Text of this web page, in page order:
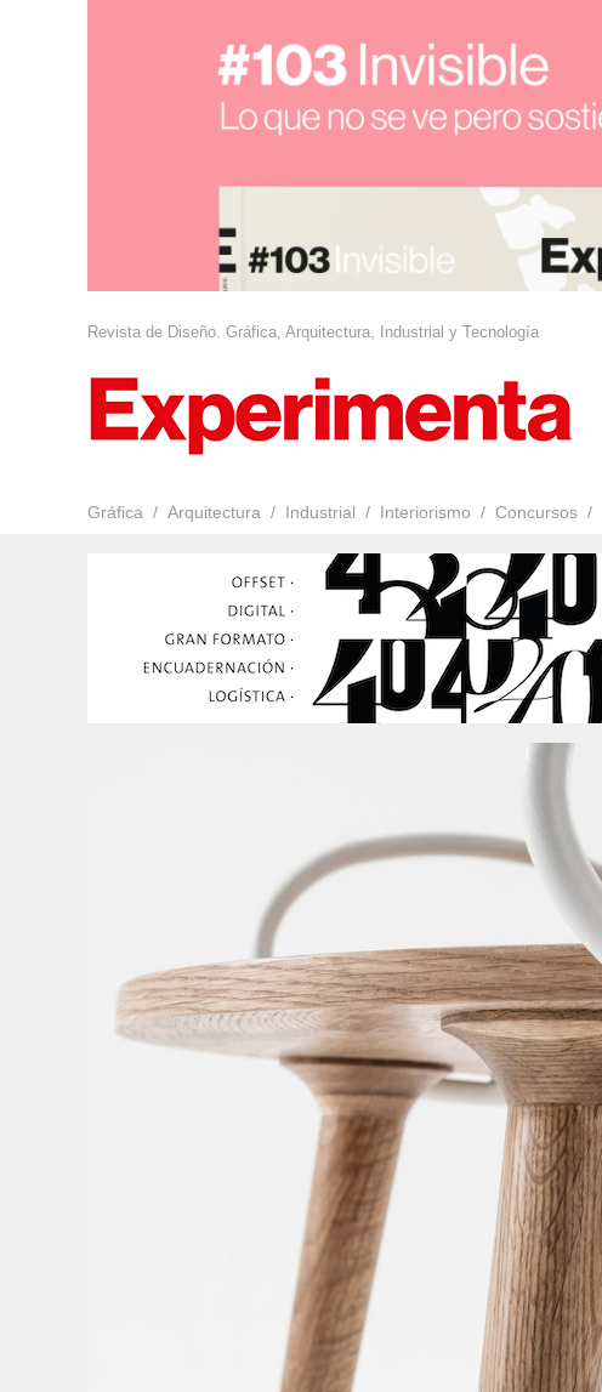
Revista de Diseño. Gráfica, Arquitectura, Industrial y Tecnología
Gráfica Arquitectura Industrial Interiorismo Concursos